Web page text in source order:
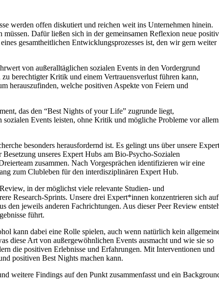
werden offen diskutiert und reichen weit ins Unternehmen hinein.
Dafür ließen sich in der gemeinsamen Reflexion neue
gesamtheitlichen Entwicklungsprozesses ist, den wir gern weiter
von außeralltäglichen sozialen Events in den Vordergrund
berechtigter Kritik und einem Vertrauensverlust führen kann,
herauszufinden, welche positiven Aspekte von Feiern und
das den “Best Nights of your Life” zugrunde liegt,
Events leisten, ohne Kritik und mögliche Probleme vor allem
besonders herausfordernd ist. Es gelingt uns über unsere Expert
unseres Expert Hubs am Bio-Psycho-Sozialen
zusammen. Nach Vorgesprächen identifizieren wir eine
zum Clubleben für den interdisziplinären Expert Hub.
in der möglichst viele relevante Studien- und
Research-Sprints. Unsere drei Expert*innen konzentrieren sich auf
jeweils anderen Fachrichtungen. Aus dieser Peer Review
führt.
kann dabei eine Rolle spielen, auch wenn natürlich kein
diese Art von außergewöhnlichen Events ausmacht und wie sie so
die positiven Erlebnisse und Erfahrungen. Mit Interventionen und
positiven Best Nights machen kann.
weitere Findings auf den Punkt zusammenfasst und ein